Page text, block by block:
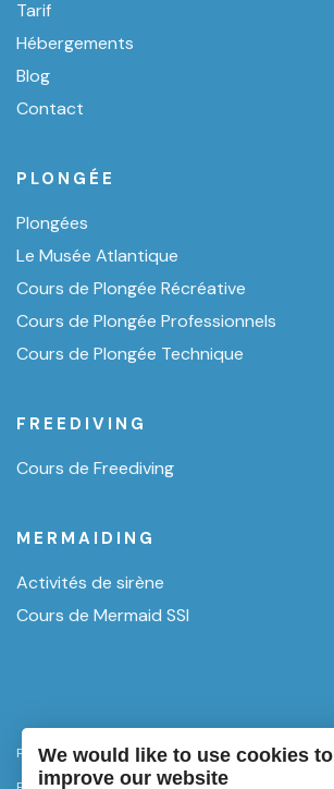
Tarif
Hébergements
Blog
Contact
PLONGÉE
Plongées
Le Musée Atlantique
Cours de Plongée Récréative
Cours de Plongée Professionnels
Cours de Plongée Technique
FREEDIVING
Cours de Freediving
MERMAIDING
Activités de sirène
Cours de Mermaid SSI
Politique de confidentialité
We would like to use cookies to
improve our website